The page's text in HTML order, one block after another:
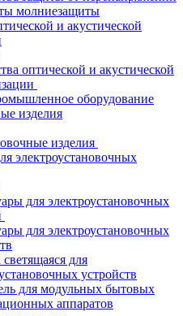
молниезащиты
и акустической
оптической и акустической
оборудование
изделия
изделия
электроустановочных
для электроустановочных
для электроустановочных
светящаяся для
устройств
для модульных бытовых
аппаратов